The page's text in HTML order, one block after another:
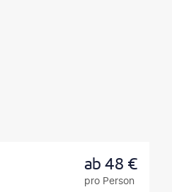
ab48 €
pro Person